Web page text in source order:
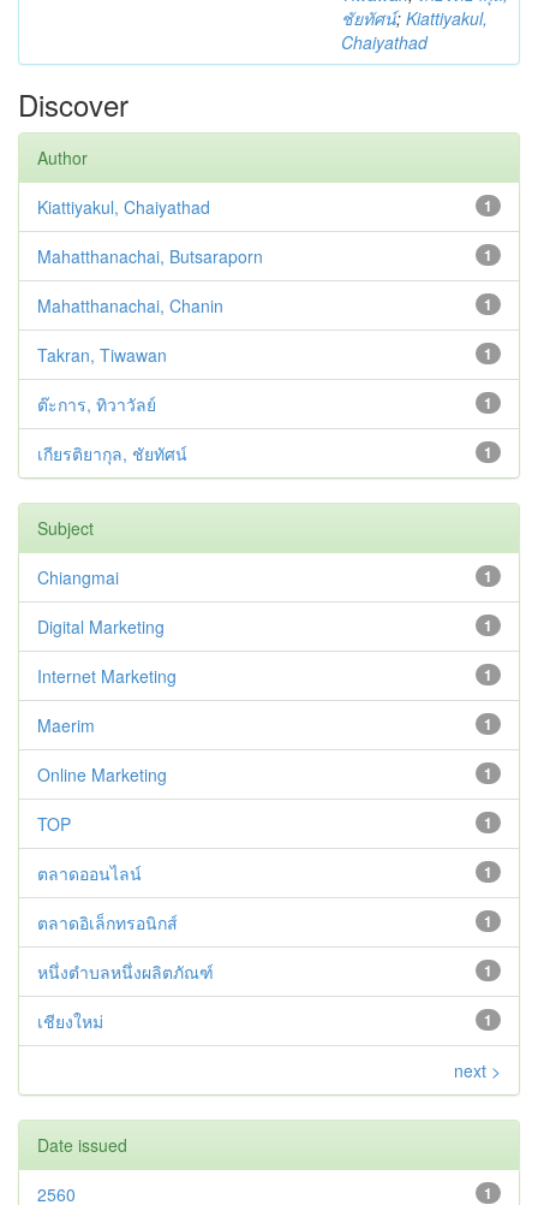
ชัยทัศน์; Kiattiyakul,
Chaiyathad
Discover
Author
1
Kiattiyakul, Chaiyathad
1
Mahatthanachai, Butsaraporn
1
Mahatthanachai, Chanin
1
Takran, Tiwawan
1
ต๊ะการ, ทิวาวัลย์
1
เกียรติยากุล, ชัยทัศน์
Subject
1
Chiangmai
1
Digital Marketing
1
Internet Marketing
1
Maerim
1
Online Marketing
1
TOP
1
ตลาดออนไลน์
1
ตลาดอิเล็กทรอนิกส์
1
หนึ่งตำบลหนึ่งผลิตภัณฑ์
1
เชียงใหม่
next >
Date issued
1
2560